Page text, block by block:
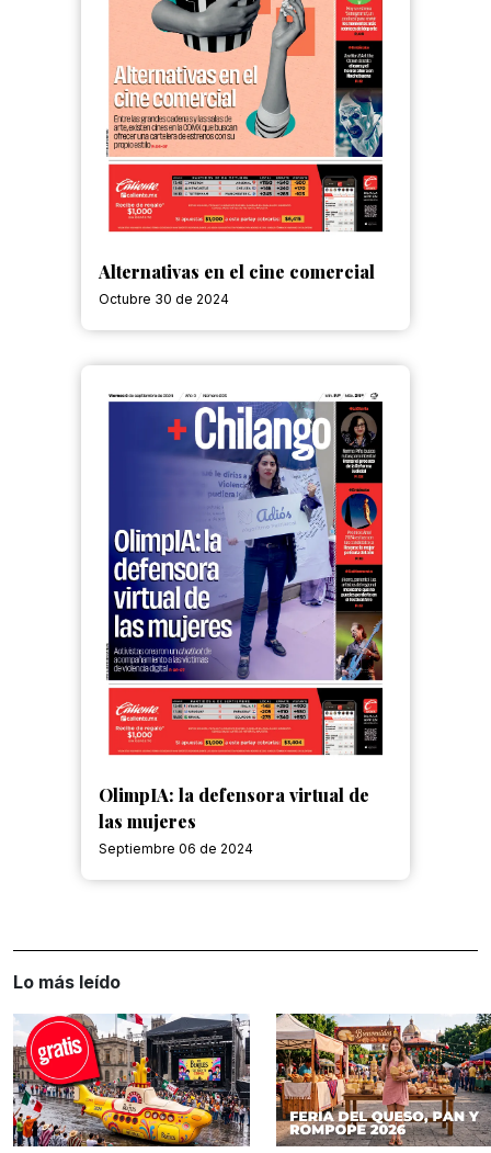
Alternativas en el cine comercial
Octubre 30 de 2024
OlimpIA: la defensora virtual de
las mujeres
Septiembre 06 de 2024
Lo más leído